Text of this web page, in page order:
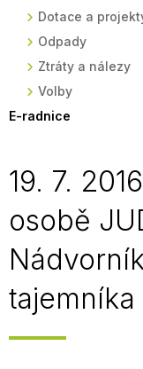
Dotace a
Odpady
Ztráty a nálezy
Volby
E-radnice
19. 7.
osobě
tajemníka